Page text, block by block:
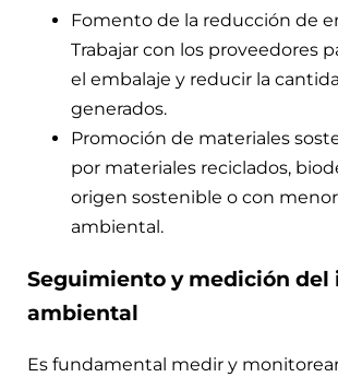
Fomento de la reducción de
Trabajar con los proveedores
el embalaje y reducir la
generados.
Promoción de materiales
por materiales reciclados,
origen sostenible o con
ambiental.
Seguimiento y medición del
ambiental
Es fundamental medir y